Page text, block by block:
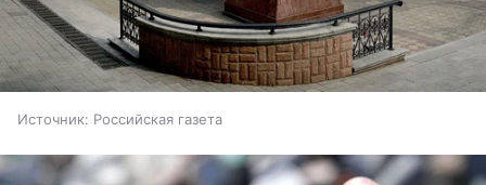
Источник: Российская газета